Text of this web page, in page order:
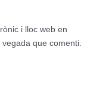
i lloc web en
que comenti.